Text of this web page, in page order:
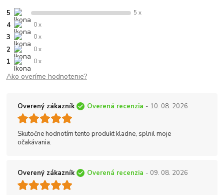
5 5 x
4 0 x
3 0 x
2 0 x
1 0 x
Ako overíme hodnotenie?
Overený zákazník Overená recenzia - 10. 08. 2026
Skutočne hodnotím tento produkt kladne, splnil moje
očakávania.
Overený zákazník Overená recenzia - 09. 08. 2026